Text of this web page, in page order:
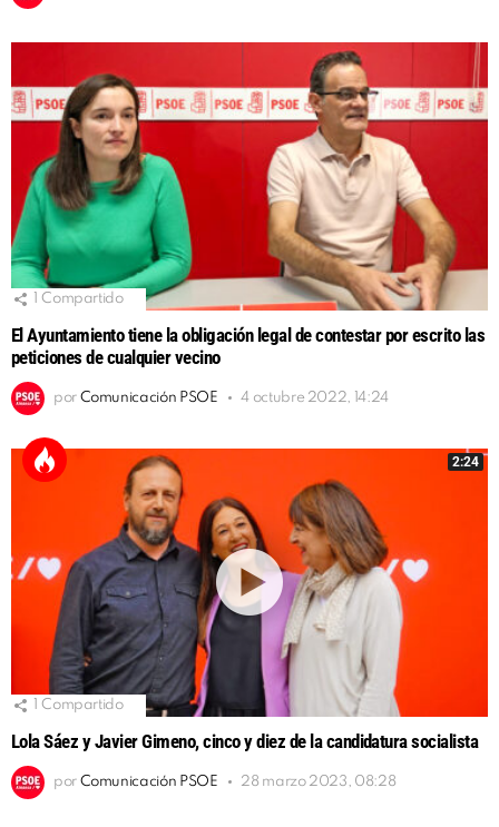
Compartido
El Ayuntamiento tiene la obligación legal de contestar por escrito las
peticiones de cualquier vecino
por Comunicación PSOE 4 octubre 2022, 14:24
2:24
Compartido
Lola Sáez y Javier Gimeno, cinco y diez de la candidatura socialista
por Comunicación PSOE 28 marzo 2023, 08:28